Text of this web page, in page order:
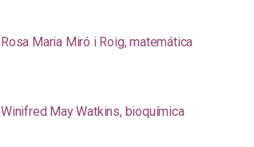
Rosa Maria Miró i Roig, matemática
Winifred May Watkins, bioquímica